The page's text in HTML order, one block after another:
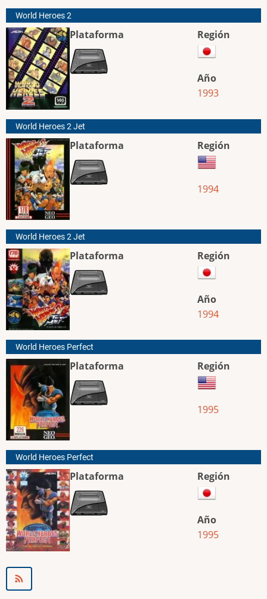
World Heroes 2
Plataforma Región
Año
1993
World Heroes 2 Jet
Plataforma Región
1994
World Heroes 2 Jet
Plataforma Región
Año
1994
World Heroes Perfect
Plataforma Región
1995
World Heroes Perfect
Plataforma Región
Año
1995